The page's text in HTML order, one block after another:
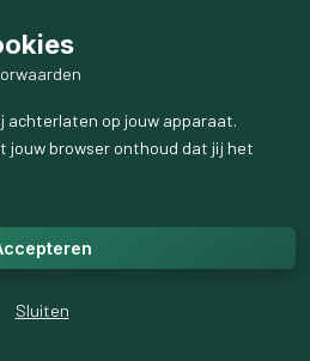
achterlaten op jouw apparaat.
jouw browser onthoud dat jij het
Sluiten